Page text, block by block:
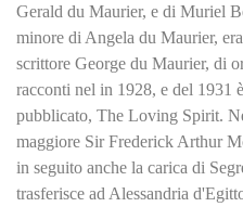
Gerald du Maurier, e di Muriel
minore di Angela du Maurier,
scrittore George du Maurier, di
racconti nel in 1928, e del 1931
pubblicato, The Loving Spirit.
maggiore Sir Frederick Arthur
in seguito anche la carica di
trasferisce ad Alessandria